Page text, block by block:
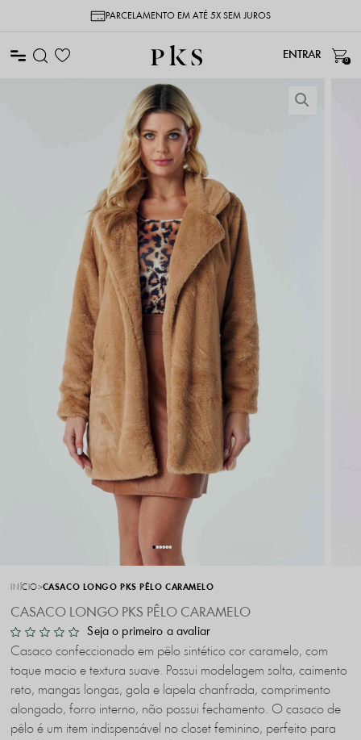
PARCELAMENTO EM ATÉ 5X SEM JUROS
0
INÍCIO CASACO LONGO PKS PÊLO CARAMELO
CASACO LONGO PKS PÊLO CARAMELO
Seja o primeiro a avaliar
Casaco confeccionado em pêlo sintético cor caramelo, com
toque macio e textura suave. Possui modelagem solta, caimento
reto, mangas longas, gola e lapela chanfrada, comprimento
alongado, forro interno, não possui fechamento. O casaco de
pêlo é um item indispensável no closet feminino, perfeito para